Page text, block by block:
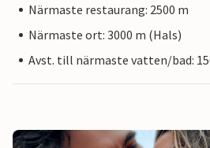
Närmaste restaurang: 2500 m
Närmaste ort: 3000 m (Hals)
Avst. till närmaste vatten/bad: